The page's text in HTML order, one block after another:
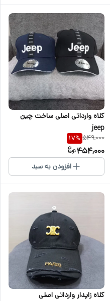
کلاه وارداتی اصلی ساخت چین
jeep
549,000
17%
454,000
افزودن به سبد
کلاه زاپدار وارداتی اصلی